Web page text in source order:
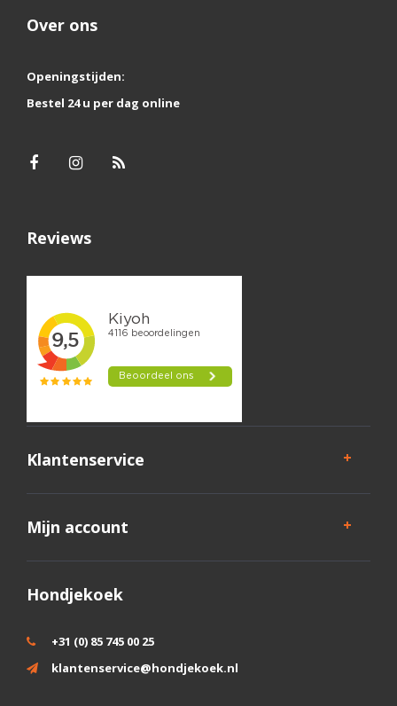
Over ons
Openingstijden:
Bestel 24 u per dag online
Reviews
Klantenservice
Mijn account
Hondjekoek
+31 (0) 85 745 00 25
klantenservice@hondjekoek.nl